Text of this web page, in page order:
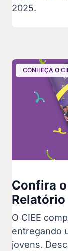
2025.
CONHEÇA O
Confira
O CIEE
entregando
jovens.